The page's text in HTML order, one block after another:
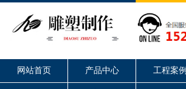
网站首页 产品中心 工程案例